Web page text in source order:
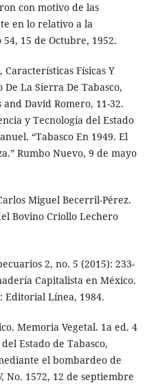
con motivo de las
en lo relativo a la
15 de Octubre, 1952.
Físicas Y
De La Sierra De Tabasco,
David Romero, 11-32.
y Tecnología del Estado
“Tabasco En 1949. El
Rumbo Nuevo, 9 de mayo
Miguel Becerril-Pérez.
Bovino Criollo Lechero
2, no. 5 (2015): 233-
Capitalista en México.
Editorial Línea, 1984.
Memoria Vegetal. 1a ed. 4
Estado de Tabasco,
el bombardeo de
No. 1572, 12 de septiembre